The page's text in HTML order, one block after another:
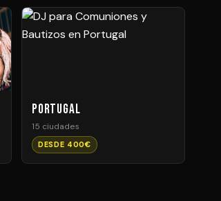
Portugal
15 ciudades
DESDE 400€